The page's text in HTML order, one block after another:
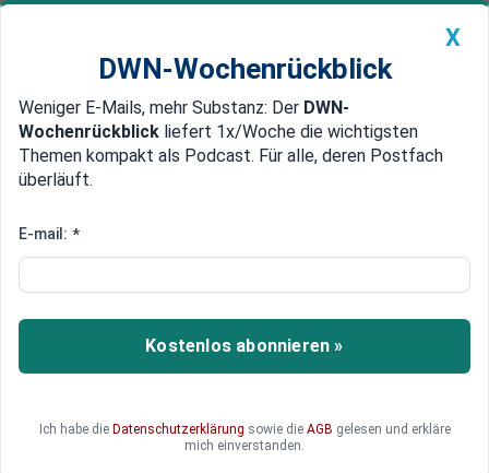
Newsticker MEIN DWN: Geldanlage Premium
Edelmetalle DWN-Magazin China
Kurse drehen plötzlich massiv
Staatsanleihen: Not-Intervention
der Zentralbanken?
Die Lage am Markt für Staatsanleihen scheint
Eröffnung der US-Märkte überraschend stark:
X
DWN-Wochenrückblick
Weniger E-Mails, mehr Substanz: Der DWN-
Wochenrückblick liefert 1x/Woche die wichtigsten
Themen kompakt als Podcast. Für alle, deren Postfach
überläuft.
E-mail: *
Kostenlos abonnieren »
Ich habe die Datenschutzerklärung sowie die AGB gelesen und erkläre
mich einverstanden.